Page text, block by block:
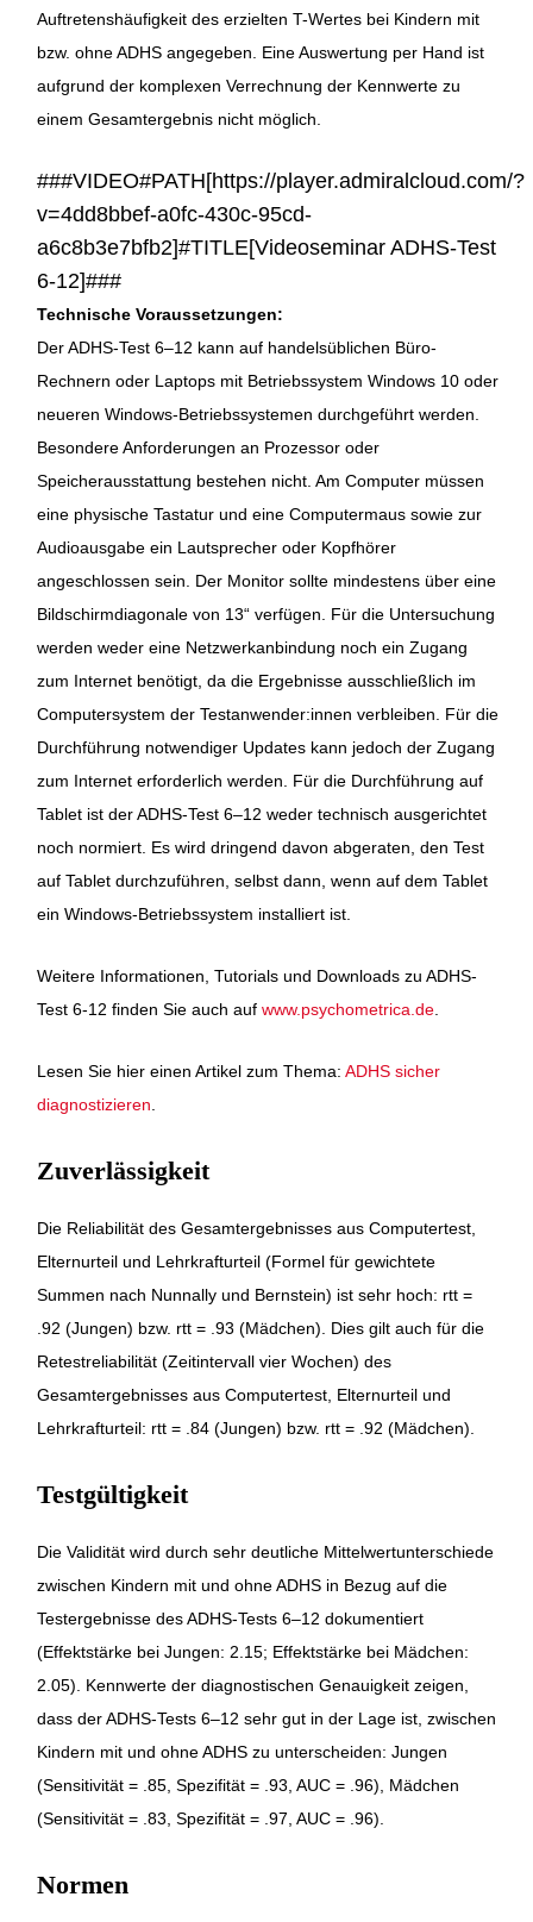
Auftretenshäufigkeit des erzielten T-Wertes bei Kindern mit
bzw. ohne ADHS angegeben. Eine Auswertung per Hand ist
aufgrund der komplexen Verrechnung der Kennwerte zu
einem Gesamtergebnis nicht möglich.
###VIDEO#PATH[https://player.admiralcloud.com/?
v=4dd8bbef-a0fc-430c-95cd-
a6c8b3e7bfb2]#TITLE[Videoseminar ADHS-Test
6-12]###
Technische Voraussetzungen:
Der ADHS-Test 6–12 kann auf handelsüblichen Büro-
Rechnern oder Laptops mit Betriebssystem Windows 10 oder
neueren Windows-Betriebssystemen durchgeführt werden.
Besondere Anforderungen an Prozessor oder
Speicherausstattung bestehen nicht. Am Computer müssen
eine physische Tastatur und eine Computermaus sowie zur
Audioausgabe ein Lautsprecher oder Kopfhörer
angeschlossen sein. Der Monitor sollte mindestens über eine
Bildschirmdiagonale von 13“ verfügen. Für die Untersuchung
werden weder eine Netzwerkanbindung noch ein Zugang
zum Internet benötigt, da die Ergebnisse ausschließlich im
Computersystem der Testanwender:innen verbleiben. Für die
Durchführung notwendiger Updates kann jedoch der Zugang
zum Internet erforderlich werden. Für die Durchführung auf
Tablet ist der ADHS-Test 6–12 weder technisch ausgerichtet
noch normiert. Es wird dringend davon abgeraten, den Test
auf Tablet durchzuführen, selbst dann, wenn auf dem Tablet
ein Windows-Betriebssystem installiert ist.
Weitere Informationen, Tutorials und Downloads zu ADHS-
Test 6-12 finden Sie auch aufwww.psychometrica.de
Lesen Sie hier einen Artikel zum Thema:ADHS sicher
diagnostizieren
Zuverlässigkeit
Die Reliabilität des Gesamtergebnisses aus Computertest,
Elternurteil und Lehrkrafturteil (Formel für gewichtete
Summen nach Nunnally und Bernstein) ist sehr hoch: rtt =
.92 (Jungen) bzw. rtt = .93 (Mädchen). Dies gilt auch für die
Retestreliabilität (Zeitintervall vier Wochen) des
Gesamtergebnisses aus Computertest, Elternurteil und
Lehrkrafturteil: rtt = .84 (Jungen) bzw. rtt = .92 (Mädchen).
Testgültigkeit
Die Validität wird durch sehr deutliche Mittelwertunterschiede
zwischen Kindern mit und ohne ADHS in Bezug auf die
Testergebnisse des ADHS-Tests 6–12 dokumentiert
(Effektstärke bei Jungen: 2.15; Effektstärke bei Mädchen:
2.05). Kennwerte der diagnostischen Genauigkeit zeigen,
dass der ADHS-Tests 6–12 sehr gut in der Lage ist, zwischen
Kindern mit und ohne ADHS zu unterscheiden: Jungen
(Sensitivität = .85, Spezifität = .93, AUC = .96), Mädchen
(Sensitivität = .83, Spezifität = .97, AUC = .96).
Normen